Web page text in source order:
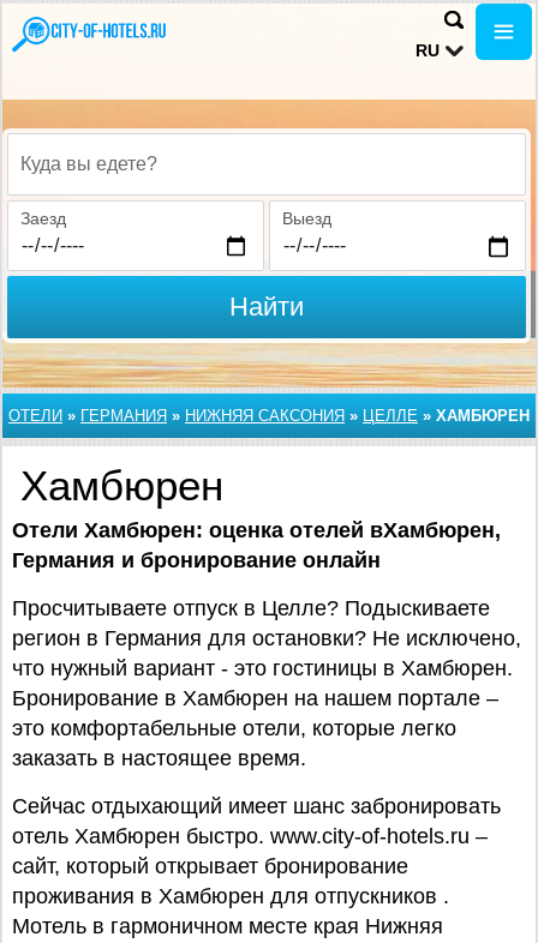
RU
Куда вы едете?
Заезд Выезд
Найти
ОТЕЛИ » ГЕРМАНИЯ » НИЖНЯЯ САКСОНИЯ » ЦЕЛЛЕ » ХАМБЮРЕН
Хамбюрен
Отели Хамбюрен: оценка отелей вХамбюрен,
Германия и бронирование онлайн
Просчитываете отпуск в Целле? Подыскиваете
регион в Германия для остановки? Не исключено,
что нужный вариант - это гостиницы в Хамбюрен.
Бронирование в Хамбюрен на нашем портале –
это комфортабельные отели, которые легко
заказать в настоящее время.
Сейчас отдыхающий имеет шанс забронировать
отель Хамбюрен быстро. www.city-of-hotels.ru –
сайт, который открывает бронирование
проживания в Хамбюрен для отпускников .
Мотель в гармоничном месте края Нижняя